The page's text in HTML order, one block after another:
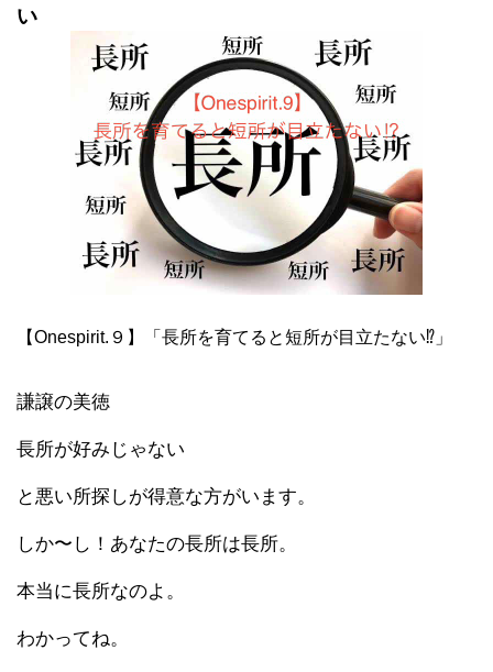
い
【Onespirit.９ 】 「長所を育てると短所が目立たない⁉︎」
謙譲の美徳
長所が好みじゃない
と悪い所探しが得意な方がいます。
しか〜し！あなたの長所は長所。
本当に長所なのよ。
わかってね。